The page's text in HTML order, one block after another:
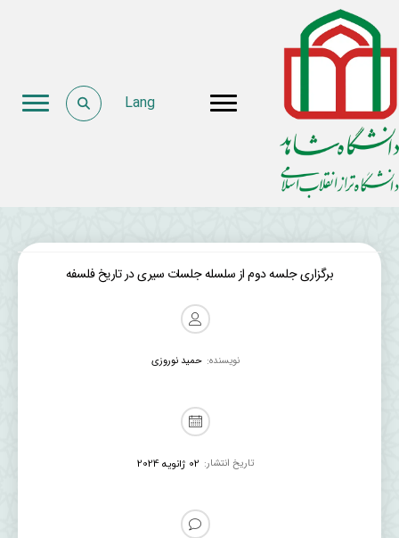
Lang
برگزاری جلسه دوم از سلسله جلسات سیری در تاریخ فلسفه
نویسنده: حمید نوروزی
تاریخ انتشار: 02 ژانویه 2024